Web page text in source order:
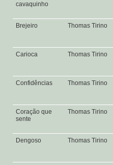
cavaquinho
Brejeiro Thomas Tirino
Carioca Thomas Tirino
Confidências Thomas Tirino
Coração que
sente
Thomas Tirino
Dengoso Thomas Tirino